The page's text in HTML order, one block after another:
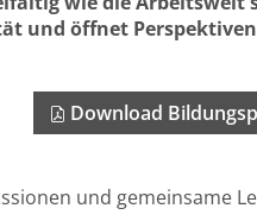
und öffnet
Download
und gemeinsame